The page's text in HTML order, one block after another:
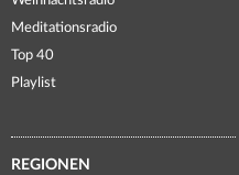
Meditationsradio
Top 40
Playlist
REGIONEN